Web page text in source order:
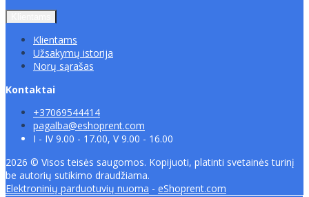
Klientams
Užsakymų istorija
Norų sąrašas
Kontaktai
+37069544414
pagalba@eshoprent.com
I - IV 9.00 - 17.00, V 9.00 - 16.00
2026 © Visos teisės saugomos. Kopijuoti, platinti svetainės turinį
be autorių sutikimo draudžiama.
Elektroninių parduotuvių nuoma - eShoprent.com